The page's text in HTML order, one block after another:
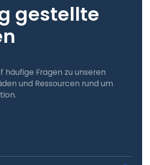
gestellte
Fragen zu unseren
und Ressourcen rund um